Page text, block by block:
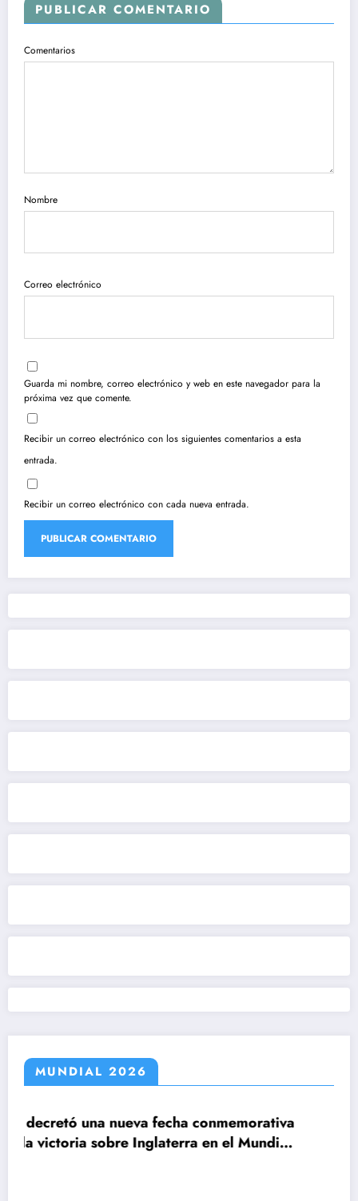
PUBLICAR COMENTARIO
Comentarios
Nombre
Correo electrónico
Guarda mi nombre, correo electrónico y web en este navegador para la
próxima vez que comente.
Recibir un correo electrónico con los siguientes comentarios a esta
entrada.
Recibir un correo electrónico con cada nueva entrada.
MUNDIAL 2026
conmemorativa
en el Mundial